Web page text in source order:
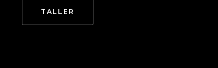
TALLER